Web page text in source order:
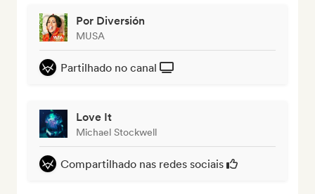
Por Diversión
MUSA
Partilhado no canal
Love It
Michael Stockwell
Compartilhado nas redes sociais